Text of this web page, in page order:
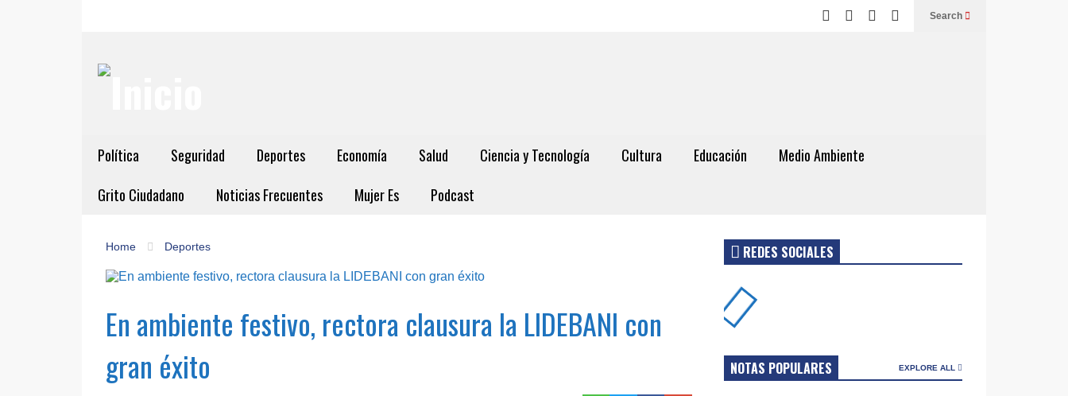
Search
Política Seguridad Deportes Economía Salud Ciencia y Tecnología Cultura Educación
Medio Ambiente
Grito Ciudadano
Noticias Frecuentes Mujer Es Podcast
Home Deportes
En ambiente festivo, rectora clausura la LIDEBANI con
gran éxito
REDES SOCIALES
NOTAS POPULARES EXPLORE ALL